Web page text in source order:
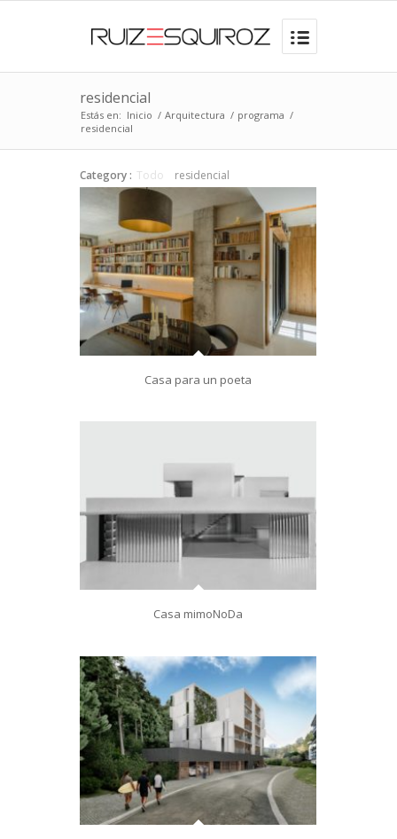
residencial
Estás en: Inicio / Arquitectura / programa /
residencial
Category : Todo residencial
Casa para un poeta
Casa mimoNoDa